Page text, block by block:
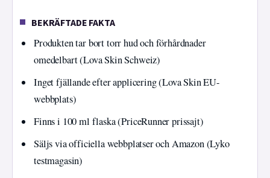
BEKRÄFTADE FAKTA
Produkten tar bort torr hud och förhårdnader
omedelbart (Lova Skin Schweiz)
Inget fjällande efter applicering (Lova Skin EU-
webbplats)
Finns i 100 ml flaska (PriceRunner prissajt)
Säljs via officiella webbplatser och Amazon (Lyko
testmagasin)